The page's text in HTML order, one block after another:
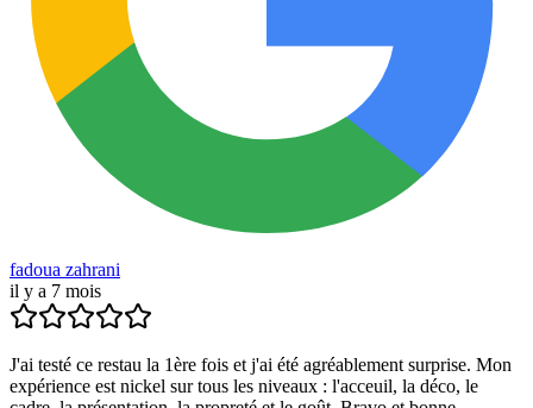
fadoua zahrani
il y a 7 mois
J'ai testé ce restau la 1ère fois et j'ai été agréablement surprise. Mon
expérience est nickel sur tous les niveaux : l'acceuil, la déco, le